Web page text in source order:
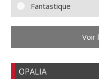
Fantastique
Voir
OPALIA